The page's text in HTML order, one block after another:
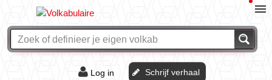
Log in Schrijf verhaal